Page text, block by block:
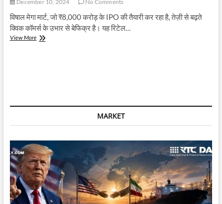
December 10, 2024 No Comments
विषाल मेगा मार्ट, जो ₹8,000 करोड़ के IPO की तैयारी कर रहा है, तेज़ी से बढ़ते
क्विक कॉमर्स के उभार से बेफिक्र है। यह रिटेल…
View Moreविषाल
चुनौती
बेखौफ
MARKET